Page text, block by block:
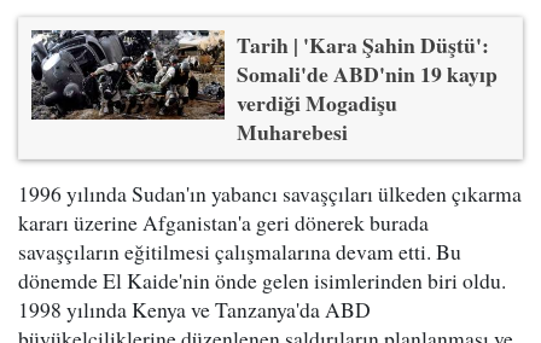
Tarih | 'Kara Şahin Düştü':
Somali'de ABD'nin 19 kayıp
verdiği Mogadişu
Muharebesi
1996 yılında Sudan'ın yabancı savaşçıları ülkeden çıkarma
kararı üzerine Afganistan'a geri dönerek burada
savaşçıların eğitilmesi çalışmalarına devam etti. Bu
dönemde El Kaide'nin önde gelen isimlerinden biri oldu.
1998 yılında Kenya ve Tanzanya'da ABD